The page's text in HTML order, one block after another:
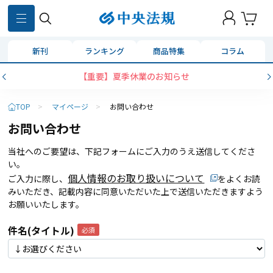
新刊 ランキング 商品特集 コラム
【重要】夏季休業のお知らせ
TOP > マイページ > お問い合わせ
お問い合わせ
当社へのご要望は、下記フォームにご入力のうえ送信してくださ
い。
ご入力に際し、 個人情報のお取り扱いについて
をよくお読
みいただき、記載内容に同意いただいた上で送信いただきますよう
お願いいたします。
件名(タイトル)